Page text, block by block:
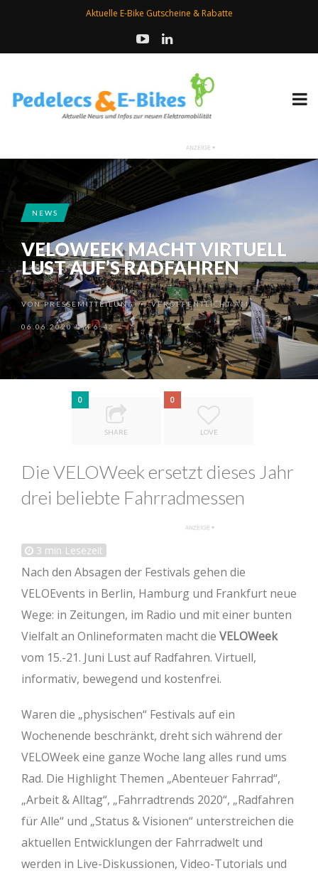
Aktuelle E-Bike Gutscheine & Rabatte
NEWS
VELOWEEK MACHT VIRTUELL
LUST AUF’S RADFAHREN
VONPRESSEMITTEILUNG •VERÖFFENTLICHT AM
06.06.2020 UM 6:42
0
SHARE
0
LOVE
Die VELOWeek ersetzt dieses Jahr
drei beliebte Fahrradmessen
3 min Lesezeit
Nach den Absagen der Festivals gehen die
VELOEvents in Berlin, Hamburg und Frankfurt neue
Wege: in Zeitungen, im Radio und mit einer bunten
Vielfalt an Onlineformaten macht die VELOWeek
vom 15.-21. Juni Lust auf Radfahren. Virtuell,
informativ, bewegend und kostenfrei.
Waren die „physischen“ Festivals auf ein
Wochenende beschränkt, dreht sich während der
VELOWeek eine ganze Woche lang alles rund ums
Rad. Die Highlight Themen „Abenteuer Fahrrad“,
„Arbeit & Alltag“, „Fahrradtrends 2020“, „Radfahren
für Alle“ und „Status & Visionen“ unterstreichen die
aktuellen Entwicklungen der Fahrradwelt und
werden in Live-Diskussionen, Video-Tutorials und